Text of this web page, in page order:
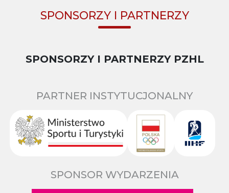
SPONSORZY I PARTNERZY
SPONSORZY I PARTNERZY PZHL
PARTNER INSTYTUCJONALNY
SPONSOR WYDARZENIA